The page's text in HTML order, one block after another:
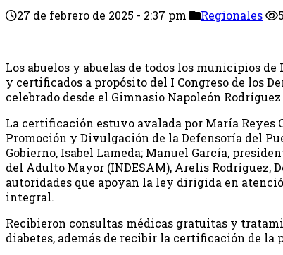
27 de febrero de 2025 - 2:37 pm Regionales
Los abuelos y abuelas de todos los municipios
y certificados a propósito del I Congreso de los
celebrado desde el Gimnasio Napoleón
La certificación estuvo avalada por María Reyes
Promoción y Divulgación de la Defensoría del
Gobierno, Isabel Lameda; Manuel García,
del Adulto Mayor (INDESAM), Arelis Rodríguez,
autoridades que apoyan la ley dirigida en
integral.
Recibieron consultas médicas gratuitas y
diabetes, además de recibir la certificación de la